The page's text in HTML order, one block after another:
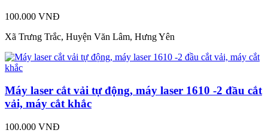
100.000 VNĐ
Xã Trưng Trắc, Huyện Văn Lâm, Hưng Yên
Máy laser cắt vải tự động, máy laser 1610 -2 đầu cắt
vải, máy cắt khắc
100.000 VNĐ